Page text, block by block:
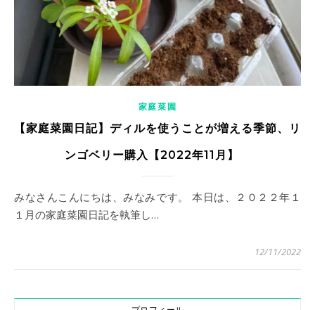
家庭菜園
【家庭菜園日記】ディルを使うことが増える季節、リ
ンゴベリー購入【2022年11月】
みなさんこんにちは、みなみです。 本日は、２０２２年１
１月の家庭菜園日記を執筆し…
12/11/2022